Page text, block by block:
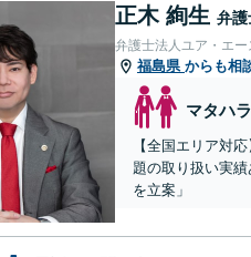
正木 絢生 弁護
弁護士法人ユア・エー
福島県 からも相
マタハラ
【全国エリア対
題の取り扱い実
を立案」